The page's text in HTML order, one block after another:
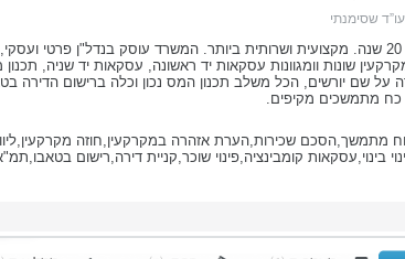
שסימנתי
עו"ד ונוטריון מזה כ 20 שנה. מקצועית ושרותית ביותר. המשרד עוסק בנדל"ן פרטי
שונות וומגוונות עסקאות יד ראשונה, עסקאות יד שניה,
על שם יורשים, הכל משלב תכנון המס נכון וכלה ברישום הדירה
כח מתמשכים מקיפים.
כוח מתמשך,הסכם שכירות,הערת אזהרה במקרקעין,חוזה